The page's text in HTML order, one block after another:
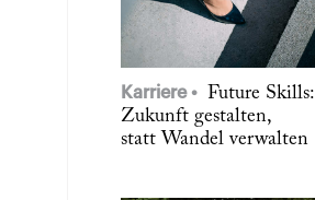
Karriere
Future Skills:
Zukunft gestalten,
statt Wandel verwalten